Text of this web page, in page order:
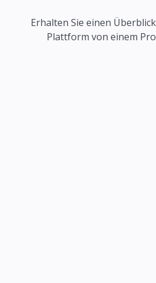
Erhalten Sie einen
Plattform von einem